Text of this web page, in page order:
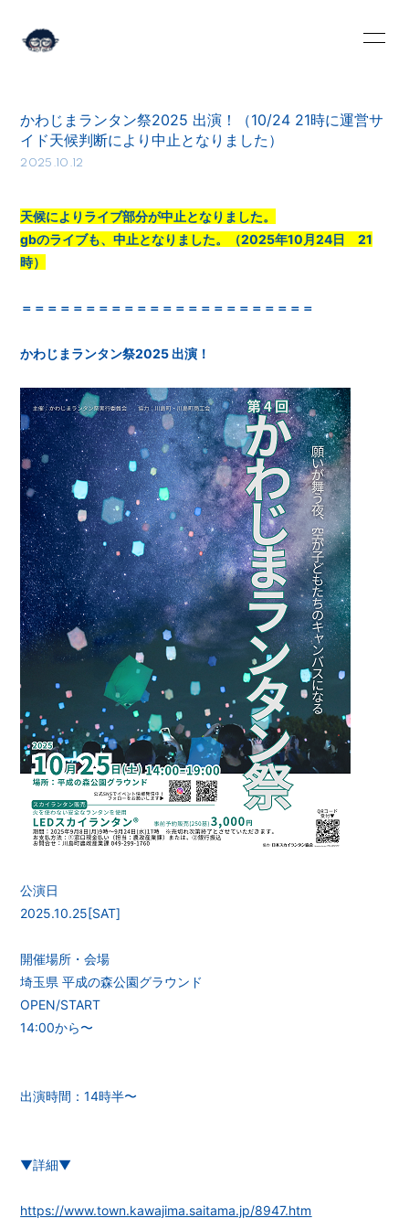
SCHEDULE PROFILE
BLOG MOVIE
RADIO
会員登録 ログイン
かわじまランタン祭2025 出演！（10/24 21時に運営サ
イド天候判断により中止となりました）
2025.10.12
天候によりライブ部分が中止となりました。
gbのライブも、中止となりました。（2025年10月24日 21
時）
＝＝＝＝＝＝＝＝＝＝＝＝＝＝＝＝＝＝＝＝＝＝＝
かわじまランタン祭2025 出演！
公演日
2025.10.25[SAT]
開催場所・会場
埼玉県 平成の森公園グラウンド
OPEN/START
14:00から〜
出演時間：14時半〜
▼詳細▼
https://www.town.kawajima.saitama.jp/8947.htm